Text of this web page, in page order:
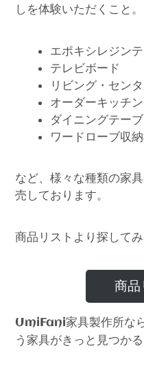
しを体験いただくこと。
エポキシレジン
テレビボード
リビング・セン
オーダーキッチン
ダイニングテー
ワードローブ収
など、様々な種類の家
売しております。
商品リストより探してみ
商品
UmiFani家具製作所な
う家具がきっと見つかる